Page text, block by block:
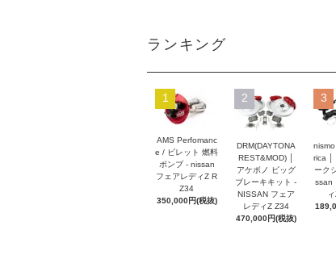
ランキング
1
AMS Perfomanc
e / ビレット 燃料
ポンプ - nissan
フェアレディZ R
Z34
350,000円(税抜)
2
DRM(DAYTONA
REST&MOD) │
アケボノ ビッグ
ブレーキキット -
NISSAN フェア
レディZ Z34
470,000円(税抜)
3
rica │
ーク
ssan